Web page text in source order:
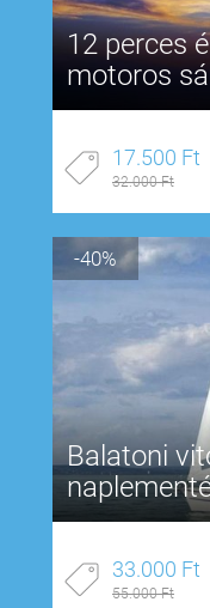
12 perces
motoros
17.500 Ft
32.000 Ft
-40%
Balatoni
33.000 Ft
55.000 Ft